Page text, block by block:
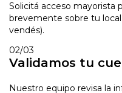
Solicitá acceso mayorista
brevemente sobre tu
vendés).
02/03
Validamos tu
Nuestro equipo revisa la